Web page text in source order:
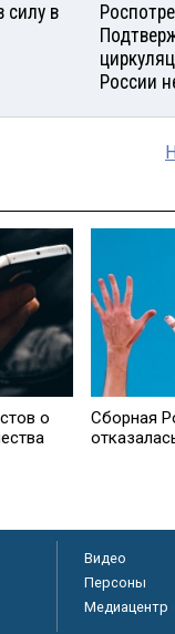
силу в
России
о
Cборная
Видео
Персоны
Медиацентр